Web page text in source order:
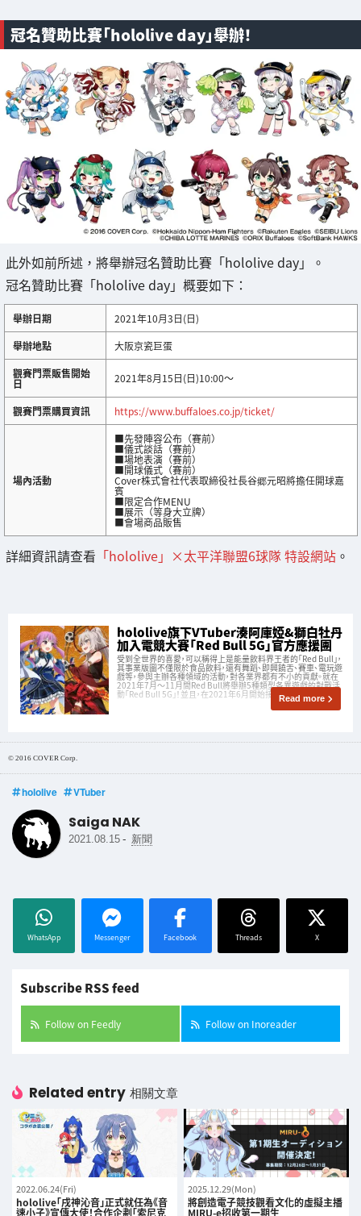
冠名贊助比賽「hololive day」舉辦！
此外如前所述，將舉辦冠名贊助比賽「hololive day」。
冠名贊助比賽「hololive day」概要如下：
舉辦日期
2021年10月3日(日)
舉辦地點
大阪京瓷巨蛋
觀賽門票販售開始
日 2021年8月15日(日)10:00～
觀賽門票購買資訊 https://www.buffaloes.co.jp/ticket/
場內活動
■先發陣容公布（賽前）
■儀式談話（賽前）
■場地表演（賽前）
■開球儀式（賽前）
Cover株式會社代表取締役社長谷郷元昭將擔任開球嘉
賓
■限定合作MENU
■展示（等身大立牌）
■會場商品販售
詳細資訊請查看 「hololive」×太平洋聯盟6球隊 特設網站 。
hololive旗下VTuber湊阿庫婭&獅白牡丹
加入電競大賽「Red Bull 5G」官方應援團
受到全世界的喜愛，可以稱得上是能量飲料界王者的「Red Bull」，
其事業版圖不僅限於食品飲料，還有舞蹈、即興饒舌、賽車、電玩遊
戲等，參與主辦各種領域的活動，對各業界都有不小的貢獻。就在
2021年7月〜11月間Red Bull將舉辦5種類型各異遊戲的對戰活
動「Red Bull 5G」！並且，在2021年6月開始接任ReRead more
© 2016 COVER Corp.
hololive VTuber
Saiga NAK
2021.08.15 - 新聞
WhatsApp Messenger Facebook Threads X
Subscribe RSS feed
Follow on Feedly Follow on Inoreader
Related entry 相關文章
2022.06.24(Fri)
hololive「戌神沁音」正式就任為《音
速小子》宣傳大使！合作企劃「索尼克
2025.12.29(Mon)
將創造電子競技觀看文化的虛擬主播
MIRU-e招收第一期生